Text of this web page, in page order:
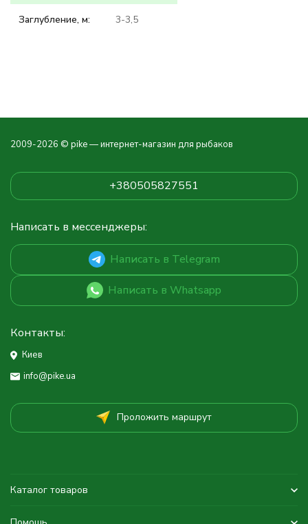
Заглубление, м: 3-3,5
2009-2026 © pike — интернет-магазин для рыбаков
+380505827551
Написать в мессенджеры:
Написать в Telegram
Написать в Whatsapp
Контакты:
Киев
info@pike.ua
Проложить маршрут
Каталог товаров